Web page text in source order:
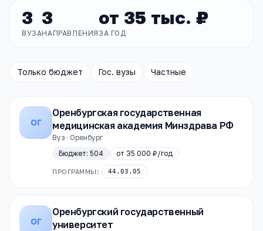
3
ВУЗА
3
НАПРАВЛЕНИЯ
от 35 тыс. ₽
ЗА ГОД
Только бюджет Гос. вузы Частные
ОГ
Оренбургская государственная
медицинская академия Минздрава РФ
Вуз · Оренбург
Бюджет: 504 от 35 000 ₽/год
ПРОГРАММЫ: 44.03.05
ОГ
Оренбургский государственный
университет